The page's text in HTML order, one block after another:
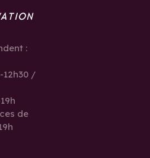
:
12h30 /
de